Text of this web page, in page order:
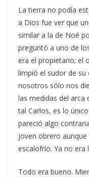
La tierra no podía
a Dios fue ver que
similar a la de Noé
preguntó a uno de
era el propietario; el
limpió el sudor de su
nosotros sólo nos
las medidas del arca
tal Carlos, es lo
pareció algo
joven obrero
escalofrío. Ya no era
Todo era bueno.